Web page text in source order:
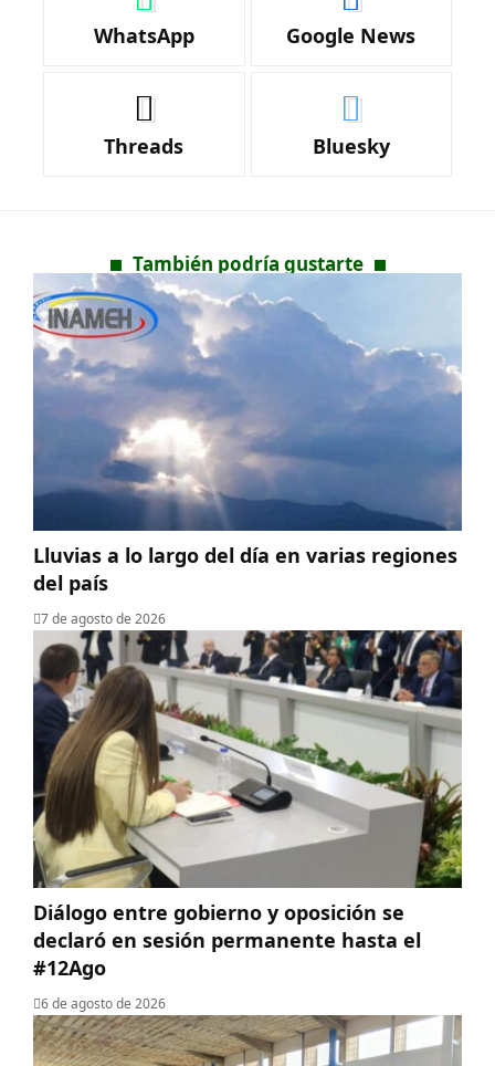
WhatsApp Google News
Threads Bluesky
También podría gustarte
Lluvias a lo largo del día en varias regiones
del país
7 de agosto de 2026
Diálogo entre gobierno y oposición se
declaró en sesión permanente hasta el
#12Ago
6 de agosto de 2026